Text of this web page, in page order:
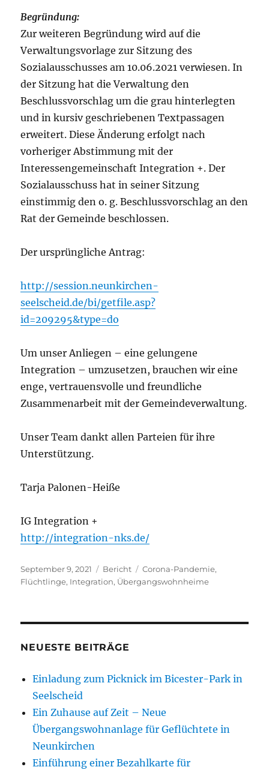
Begründung:
Zur weiteren Begründung wird auf die
Verwaltungsvorlage zur Sitzung des
Sozialausschusses am 10.06.2021 verwiesen. In
der Sitzung hat die Verwaltung den
Beschlussvorschlag um die grau hinterlegten
und in kursiv geschriebenen Textpassagen
erweitert. Diese Änderung erfolgt nach
vorheriger Abstimmung mit der
Interessengemeinschaft Integration +. Der
Sozialausschuss hat in seiner Sitzung
einstimmig den o. g. Beschlussvorschlag an den
Rat der Gemeinde beschlossen.
Der ursprüngliche Antrag:
http://session.neunkirchen-
seelscheid.de/bi/getfile.asp?
id=209295&type=do
Um unser Anliegen – eine gelungene
Integration – umzusetzen, brauchen wir eine
enge, vertrauensvolle und freundliche
Zusammenarbeit mit der Gemeindeverwaltung.
Unser Team dankt allen Parteien für ihre
Unterstützung.
Tarja Palonen-Heiße
IG Integration +
http://integration-nks.de/
Veröffentlicht
am
September 9, 2021 Kategorien
Bericht Schlagwörter
Corona-Pandemie,
Flüchtlinge, Integration, Übergangswohnheime
NEUESTE BEITRÄGE
Einladung zum Picknick im Bicester-Park in
Seelscheid
Ein Zuhause auf Zeit – Neue
Übergangswohnanlage für Geflüchtete in
Neunkirchen
Einführung einer Bezahlkarte für